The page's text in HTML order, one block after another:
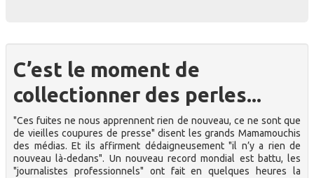
C’est le moment de
collectionner des perles...
"Ces fuites ne nous apprennent rien de nouveau, ce ne sont que
de vieilles coupures de presse" disent les grands Mamamouchis
des médias. Et ils affirment dédaigneusement "il n’y a rien de
nouveau là-dedans". Un nouveau record mondial est battu, les
"journalistes professionnels" ont fait en quelques heures la